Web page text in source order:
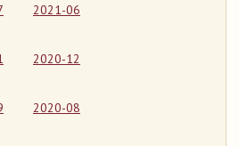
2021-06
2020-12
2020-08